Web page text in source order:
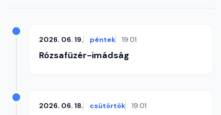
2026. 06. 19. péntek 19:01
Rózsafüzér-imádság
2026. 06. 18. csütörtök 19:01